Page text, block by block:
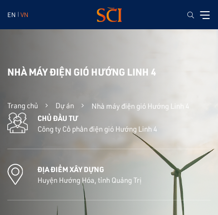
EN VN
Trang chủ Dự án Nhà máy điện gió Hướng Linh 4
NHÀ MÁY ĐIỆN GIÓ HƯỚNG LINH 4
CHỦ ĐẦU TƯ
Công ty Cổ phần điện gió Hướng Linh 4
ĐỊA ĐIỂM XÂY DỰNG
Huyện Hướng Hóa, tỉnh Quảng Trị